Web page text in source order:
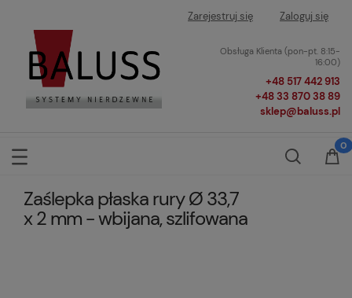
Zarejestruj się Zaloguj się
Obsługa Klienta (pon-pt. 8:15-
16:00)
+48 517 442 913
+48 33 870 38 89
sklep@baluss.pl
Zaślepka płaska rury Ø 33,7
x 2 mm - wbijana, szlifowana